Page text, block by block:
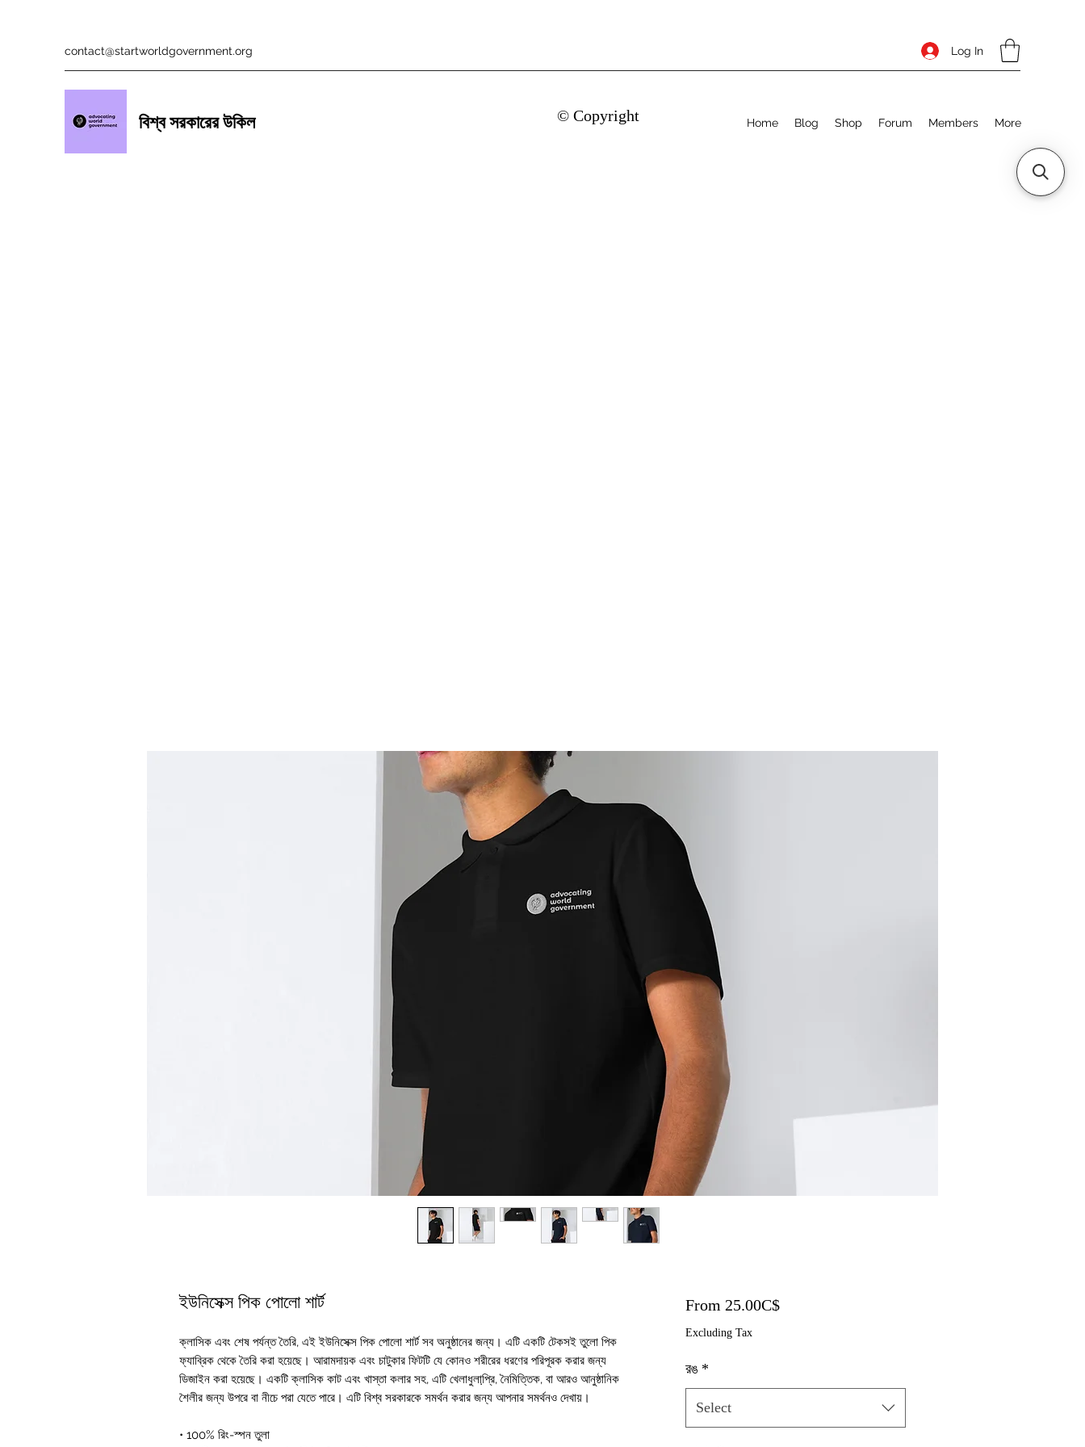
contact@startworldgovernment.org Log In
বিশ্ব সরকারের উকিল Home Blog Shop Forum Members More
© Copyright
ইউনিসেক্স পিক পোলো শার্ট
ক্লাসিক এবং শেষ পর্যন্ত তৈরি, এই ইউনিসেক্স পিক পোলো শার্ট সব অনুষ্ঠানের জন্য। এটি একটি টেকসই তুলো পিক
ফ্যাব্রিক থেকে তৈরি করা হয়েছে। আরামদায়ক এবং চাটুকার ফিটটি যে কোনও শরীরের ধরণের পরিপূরক করার জন্য
ডিজাইন করা হয়েছে। একটি ক্লাসিক কাট এবং খাস্তা কলার সহ, এটি খেলাধুলাপ্রি়, নৈমিত্তিক, বা আরও আনুষ্ঠানিক
শৈলীর জন্য উপরে বা নীচে পরা যেতে পারে। এটি বিশ্ব সরকারকে সমর্থন করার জন্য আপনার সমর্থনও দেখায়।
• 100% রিং-স্পন তুলা
From 25.00C$Sale Price
Excluding Tax
রঙ *
Select